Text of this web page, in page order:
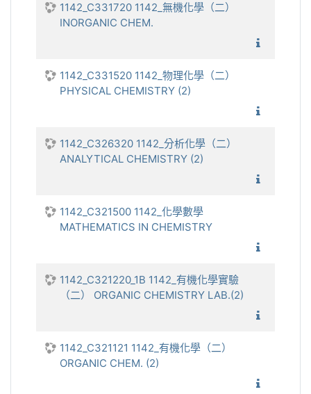
1142_C331720 1142_無機化學（二）
INORGANIC CHEM.
1142_C331520 1142_物理化學（二）
PHYSICAL CHEMISTRY (2)
1142_C326320 1142_分析化學（二）
ANALYTICAL CHEMISTRY (2)
1142_C321500 1142_化學數學
MATHEMATICS IN CHEMISTRY
1142_C321220_1B 1142_有機化學實驗
（二） ORGANIC CHEMISTRY LAB.(2)
1142_C321121 1142_有機化學（二）
ORGANIC CHEM. (2)